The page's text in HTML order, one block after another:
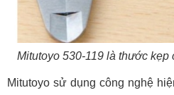
Mitutoyo 530-119 là thước kẹp
Mitutoyo sử dụng công nghệ